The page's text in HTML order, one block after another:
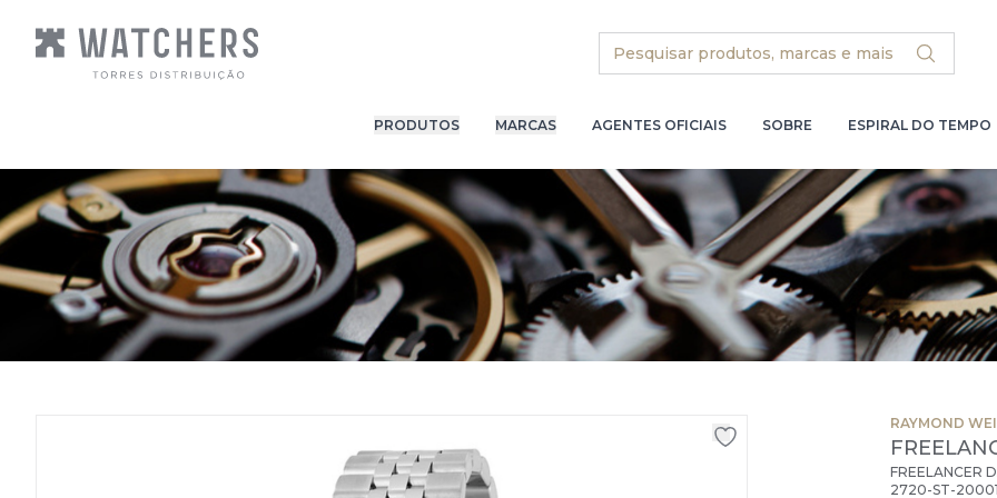
Search
PRODUTOS MARCAS AGENTES OFICIAIS SOBRE ESPIRAL DO TEMPO
RAYMOND
FREELANCER
2720-ST-20001